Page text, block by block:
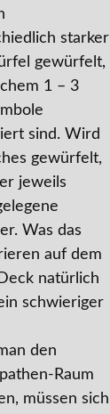
starker
gewürfelt,
1 – 3
sind. Wird
gewürfelt,
jeweils
Was das
auf dem
natürlich
schwieriger
den
Raum
müssen sich